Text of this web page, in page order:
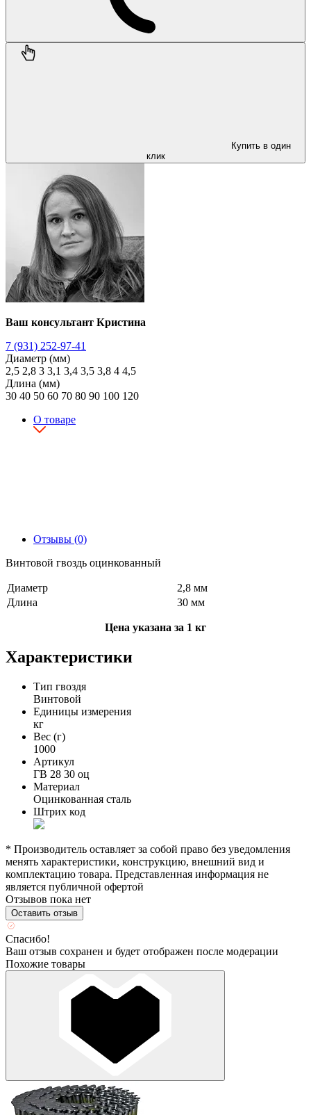
Купить в один
клик
Ваш консультант Кристина
7 (931) 252-97-41
Диаметр (мм)
2,5 2,8 3 3,1 3,4 3,5 3,8 4 4,5
Длина (мм)
30 40 50 60 70 80 90 100 120
О товаре
Отзывы (0)
Винтовой гвоздь оцинкованный
Диаметр
2,8 мм
Длина
30 мм
Цена указана за 1 кг
Характеристики
Тип гвоздя
Винтовой
Единицы измерения
кг
Вес (г)
1000
Артикул
ГВ 28 30 оц
Материал
Оцинкованная сталь
Штрих код
* Производитель оставляет за собой право без уведомления
менять характеристики, конструкцию, внешний вид и
комплектацию товара. Представленная информация не
является публичной офертой
Отзывов пока нет
Оставить отзыв
Спасибо!
Ваш отзыв сохранен и будет отображен после модерации
Похожие товары